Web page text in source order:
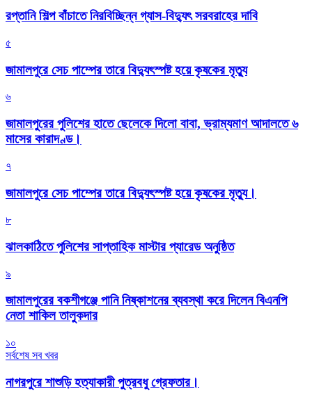
রপ্তানি শিল্প বাঁচাতে নিরবিচ্ছিন্ন গ্যাস-বিদ্যুৎ সরবরাহের দাবি
৫
জামালপুরে সেচ পাম্পের তারে বিদ্যুৎস্পষ্ট হয়ে কৃষকের মৃত্যু
৬
জামালপুরের পুলিশের হাতে ছেলেকে দিলো বাবা, ভ্রাম্যমাণ আদালতে ৬
মাসের কারাদণ্ড।
৭
জামালপুরে সেচ পাম্পের তারে বিদ্যুৎস্পষ্ট হয়ে কৃষকের মৃত্যু।
৮
‎ঝালকাঠিতে পুলিশের সাপ্তাহিক মাস্টার প্যারেড অনুষ্ঠিত
৯
জামালপুরের বকশীগঞ্জে পানি নিষ্কাশনের ব্যবস্থা করে দিলেন বিএনপি
নেতা শাকিল তালুকদার
১০
সর্বশেষ সব খবর
নাগরপুরে শাশুড়ি হত্যাকারী পুত্রবধু গ্রেফতার।